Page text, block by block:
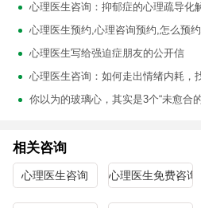
心理医生咨询：抑郁症的心理疏导化
心理医生预约,心理咨询预约,怎么预
心理医生写给强迫症朋友的公开信
心理医生咨询：如何走出情绪内耗，
你以为的玻璃心，其实是3个“未愈合
相关咨询
心理医生咨询 心理医生免费咨询